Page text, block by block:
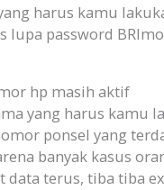
harus kamu
lupa password
hp masih aktif
yang harus kamu
ponsel yang
banyak kasus
data terus, tiba tiba